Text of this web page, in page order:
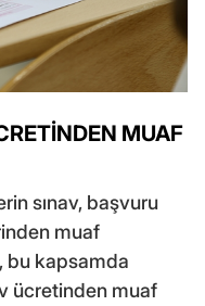
MUAF
sınav, başvuru
muaf
bu kapsamda
ücretinden muaf